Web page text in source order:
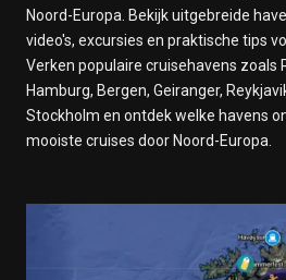
Noord-Europa. Bekijk uitgebreide
video's, excursies en praktische tips
Verken populaire cruisehavens zoals
Hamburg, Bergen, Geiranger,
Stockholm en ontdek welke havens
mooiste cruises door Noord-Europa.